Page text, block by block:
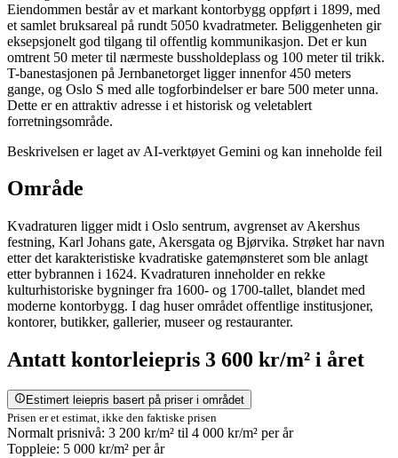
Eiendommen består av et markant kontorbygg oppført i 1899, med
et samlet bruksareal på rundt 5050 kvadratmeter. Beliggenheten gir
eksepsjonelt god tilgang til offentlig kommunikasjon. Det er kun
omtrent 50 meter til nærmeste bussholdeplass og 100 meter til trikk.
T-banestasjonen på Jernbanetorget ligger innenfor 450 meters
gange, og Oslo S med alle togforbindelser er bare 500 meter unna.
Dette er en attraktiv adresse i et historisk og veletablert
forretningsområde.
Beskrivelsen er laget av AI-verktøyet Gemini og kan inneholde feil
Område
Kvadraturen ligger midt i Oslo sentrum, avgrenset av Akershus
festning, Karl Johans gate, Akersgata og Bjørvika. Strøket har navn
etter det karakteristiske kvadratiske gatemønsteret som ble anlagt
etter bybrannen i 1624. Kvadraturen inneholder en rekke
kulturhistoriske bygninger fra 1600- og 1700-tallet, blandet med
moderne kontorbygg. I dag huser området offentlige institusjoner,
kontorer, butikker, gallerier, museer og restauranter.
Antatt kontorleiepris 3 600 kr/m² i året
Estimert leiepris basert på priser i området
Prisen er et estimat, ikke den faktiske prisen
Normalt prisnivå: 3 200 kr/m² til 4 000 kr/m² per år
Toppleie: 5 000 kr/m² per år